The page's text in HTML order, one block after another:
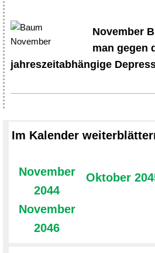
November
man gegen
jahreszeitabhängige
Im Kalender
November
2044
November
2046
Oktober